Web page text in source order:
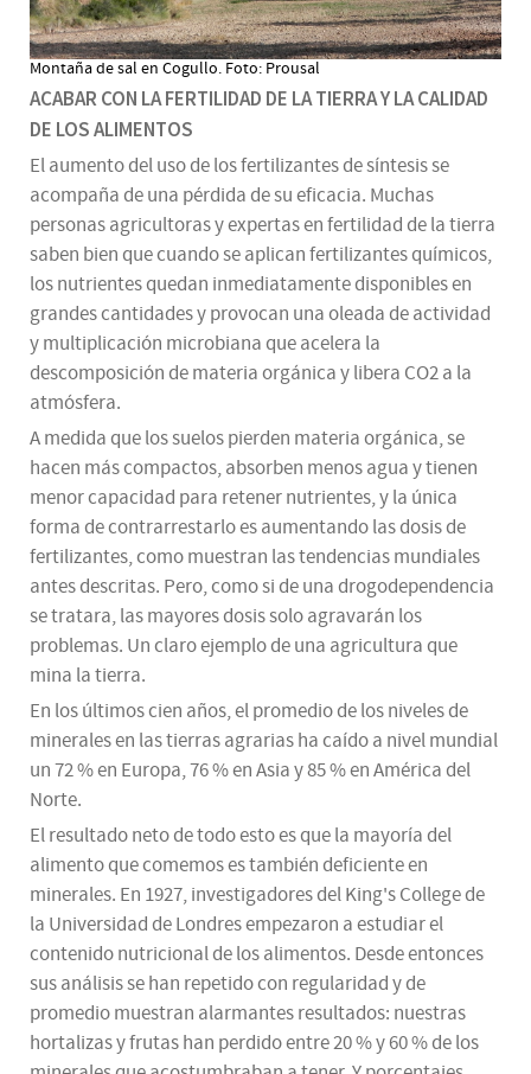
Montaña de sal en Cogullo. Foto: Prousal
ACABAR CON LA FERTILIDAD DE LA TIERRA Y LA CALIDAD
DE LOS ALIMENTOS
El aumento del uso de los fertilizantes de síntesis se
acompaña de una pérdida de su eficacia. Muchas
personas agricultoras y expertas en fertilidad de la tierra
saben bien que cuando se aplican fertilizantes químicos,
los nutrientes quedan inmediatamente disponibles en
grandes cantidades y provocan una oleada de actividad
y multiplicación microbiana que acelera la
descomposición de materia orgánica y libera CO2 a la
atmósfera.
A medida que los suelos pierden materia orgánica, se
hacen más compactos, absorben menos agua y tienen
menor capacidad para retener nutrientes, y la única
forma de contrarrestarlo es aumentando las dosis de
fertilizantes, como muestran las tendencias mundiales
antes descritas. Pero, como si de una drogodependencia
se tratara, las mayores dosis solo agravarán los
problemas. Un claro ejemplo de una agricultura que
mina la tierra.
En los últimos cien años, el promedio de los niveles de
minerales en las tierras agrarias ha caído a nivel mundial
un 72 % en Europa, 76 % en Asia y 85 % en América del
Norte.
El resultado neto de todo esto es que la mayoría del
alimento que comemos es también deficiente en
minerales. En 1927, investigadores del King's College de
la Universidad de Londres empezaron a estudiar el
contenido nutricional de los alimentos. Desde entonces
sus análisis se han repetido con regularidad y de
promedio muestran alarmantes resultados: nuestras
hortalizas y frutas han perdido entre 20 % y 60 % de los